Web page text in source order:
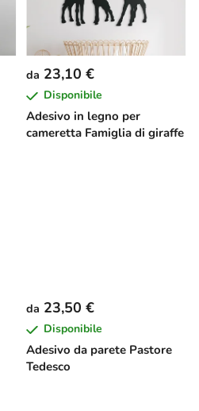
Adesivo in legno per
cameretta Famiglia di giraffe
da 23,10 €
Disponibile
Adesivo da parete Pastore
Tedesco
da 23,50 €
Disponibile